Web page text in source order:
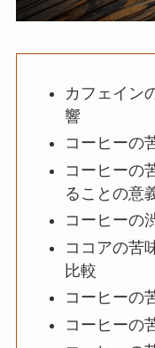
カフェイン
響
コーヒーの
コーヒーの
ることの意
コーヒーの
ココアの苦
比較
コーヒーの
コーヒーの